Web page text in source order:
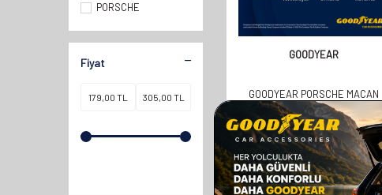
PORSCHE
Fiyat
GOODYEAR
GOODYEAR PORSCHE MACAN
SUV 2014-2021 ARASI UYUMLU
ARKA SILECEK (300MM)
358,00TL
179,00TL